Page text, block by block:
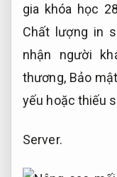
gia khóa học
Chất lượng in
nhận người
thương, Bảo
yếu hoặc thiếu
Server.